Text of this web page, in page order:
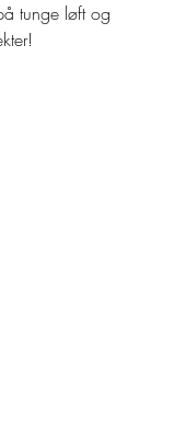
tunge løft og